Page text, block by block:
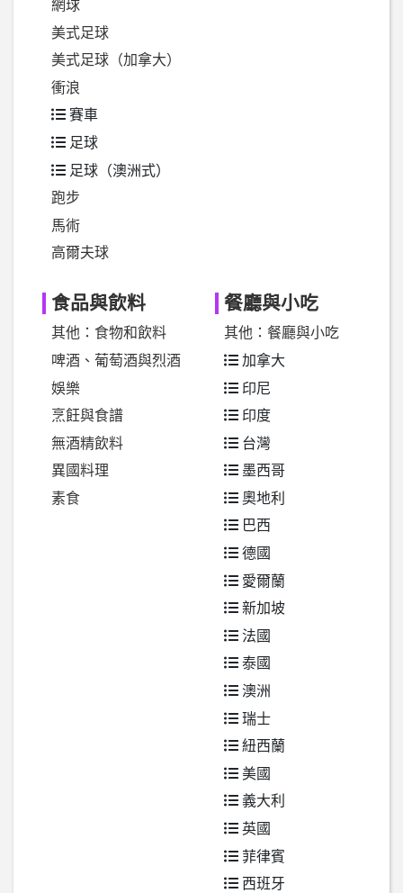
網球
美式足球
美式足球（加拿大）
衝浪
賽車
足球
足球（澳洲式）
跑步
馬術
高爾夫球
食品與飲料
其他：食物和飲料
啤酒、葡萄酒與烈酒
娛樂
烹飪與食譜
無酒精飲料
異國料理
素食
餐廳與小吃
其他：餐廳與小吃
加拿大
印尼
印度
台灣
墨西哥
奧地利
巴西
德國
愛爾蘭
新加坡
法國
泰國
澳洲
瑞士
紐西蘭
美國
義大利
英國
菲律賓
西班牙